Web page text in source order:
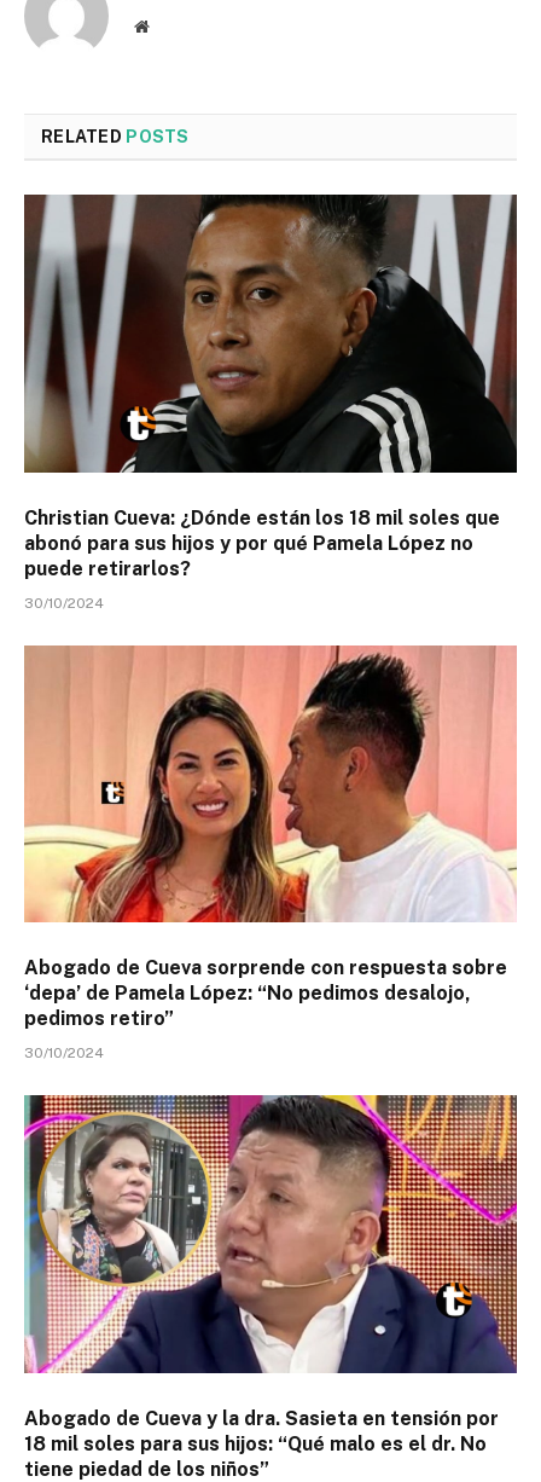
Website
RELATED POSTS
Christian Cueva: ¿Dónde están los 18 mil soles que
abonó para sus hijos y por qué Pamela López no
puede retirarlos?
30/10/2024
Abogado de Cueva sorprende con respuesta sobre
‘depa’ de Pamela López: “No pedimos desalojo,
pedimos retiro”
30/10/2024
Abogado de Cueva y la dra. Sasieta en tensión por
18 mil soles para sus hijos: “Qué malo es el dr. No
tiene piedad de los niños”